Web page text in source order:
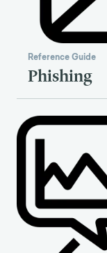
Reference Guide
Phishing